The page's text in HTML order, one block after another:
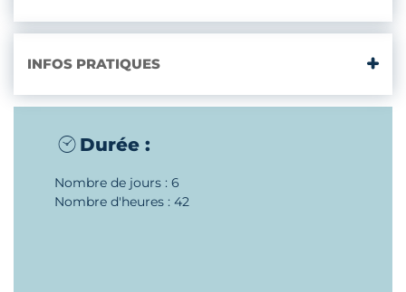
INFOS PRATIQUES
Durée :
Nombre de jours : 6
Nombre d'heures : 42